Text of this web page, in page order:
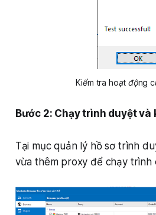
Kiểm tra hoạt động
Bước 2: Chạy trình duyệt và
Tại mục quản lý hồ sơ trình
vừa thêm proxy để chạy trình